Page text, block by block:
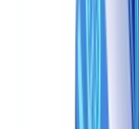
Os limites da
de verificação